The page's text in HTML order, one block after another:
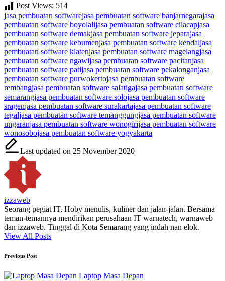
Post Views: 514
Tags:
jasa pembuatan softwarejasa pembuatan software banjarnegarajasa
pembuatan software boyolalijasa pembuatan software cilacapjasa
pembuatan software demakjasa pembuatan software jeparajasa
pembuatan software kebumenjasa pembuatan software kendaljasa
pembuatan software klatenjasa pembuatan software magelangjasa
pembuatan software ngawijasa pembuatan software pacitanjasa
pembuatan software patijasa pembuatan software pekalonganjasa
pembuatan software purwokertojasa pembuatan software
rembangjasa pembuatan software salatigajasa pembuatan software
semarangjasa pembuatan software solojasa pembuatan software
sragenjasa pembuatan software surakartajasa pembuatan software
tegaljasa pembuatan software temanggungjasa pembuatan software
ungaranjasa pembuatan software wonogirijasa pembuatan software
wonosobojasa pembuatan software yogyakarta
Last updated on 25 November 2020
izzaweb
Seorang pegiat IT, Hoby menulis, kuliner dan jalan-jalan. Bersama
teman-temannya mendirikan perusahaan IT warnatech, warnaweb
dan izzaweb. Tinggal di Kota Semarang yang indah nan elok.
View All Posts
Post
navigation
Previous Post
Laptop Masa Depan